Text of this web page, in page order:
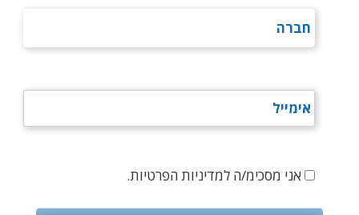
אני מסכימ/ה למדיניות הפרטיות.